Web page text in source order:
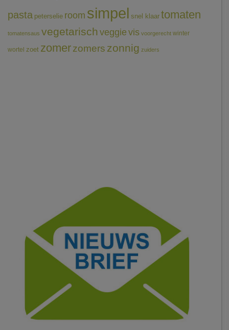
pasta peterselie room simpel snel klaar tomaten
tomatensaus vegetarischveggie vis voorgerecht winter
wortel zoet zomerzomers zonnig zuiders